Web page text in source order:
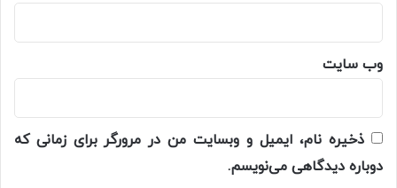
وب‌ سایت
ذخیره نام، ایمیل و وبسایت من در مرورگر برای زمانی که
دوباره دیدگاهی می‌نویسم.